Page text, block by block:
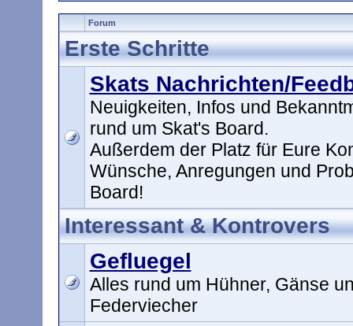
Forum
Erste Schritte
Skats Nachrichten/
Neuigkeiten, Infos und
rund um Skat's Board.
Außerdem der Platz für Eure
Wünsche, Anregungen und
Board!
Interessant & Kontrovers
Gefluegel
Alles rund um Hühner, Gänse
Federviecher